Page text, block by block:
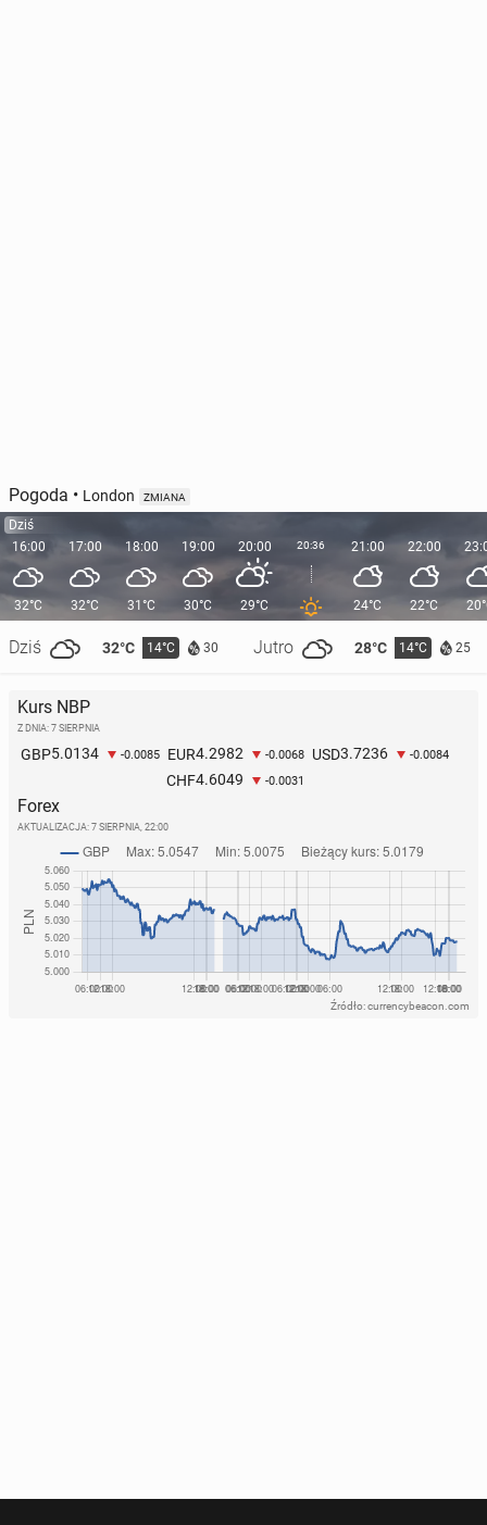
Pogoda • London ZMIANA
Dziś
16:00
32°C
Dziś 32°C 14°C 30 Jutro 28°C 14°C 25
17:00
32°C
18:00
31°C
19:00
30°C
20:00
29°C
20:36 21:00
24°C
22:00
22°C
Kurs NBP
Z DNIA: 7 SIERPNIA
GBP5.0134 -0.0085 EUR4.2982 -0.0068 USD3.7236 -0.0084
CHF4.6049 -0.0031
Forex
AKTUALIZACJA: 7 SIERPNIA, 22:00
Źródło: currencybeacon.com